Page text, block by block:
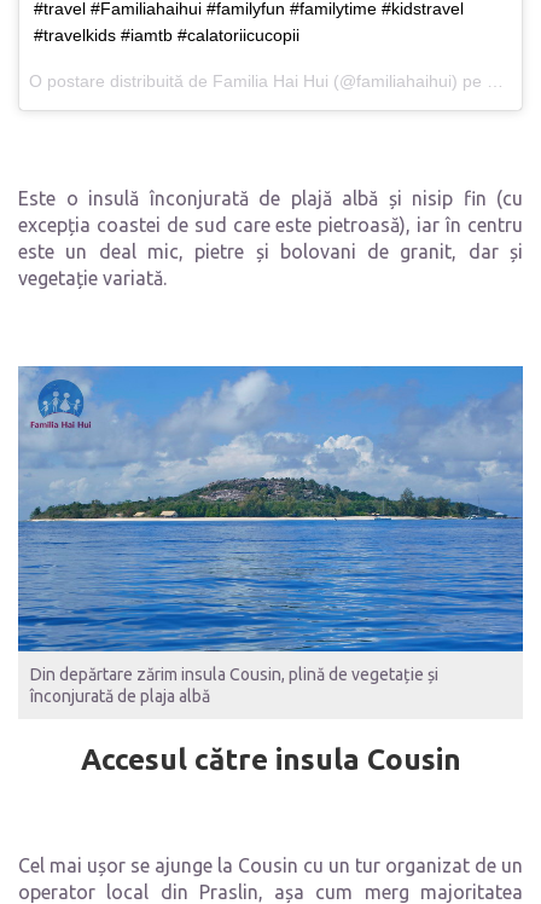
#travel #Familiahaihui #familyfun #familytime #kidstravel
#travelkids #iamtb #calatoriicucopii
O postare distribuită de Familia Hai Hui (@familiahaihui) pe
9 Nov
Este o insulă înconjurată de plajă albă și nisip fin (cu
excepția coastei de sud care este pietroasă), iar în centru
este un deal mic, pietre și bolovani de granit, dar și
vegetație variată.
Din depărtare zărim insula Cousin, plină de vegetație și
înconjurată de plaja albă
Accesul către insula Cousin
Cel mai ușor se ajunge la Cousin cu un tur organizat de un
operator local din Praslin, așa cum merg majoritatea